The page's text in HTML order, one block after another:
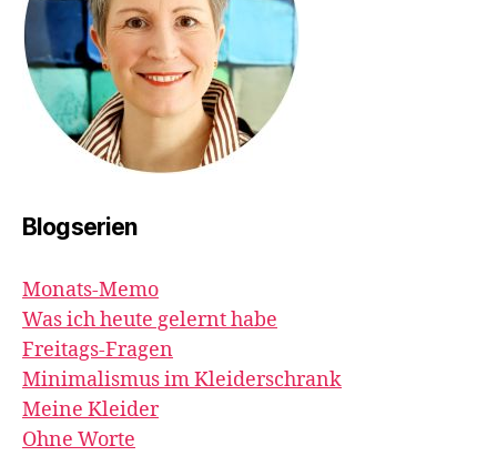
Blogserien
Monats-Memo
Was ich heute gelernt habe
Freitags-Fragen
Minimalismus im Kleiderschrank
Meine Kleider
Ohne Worte